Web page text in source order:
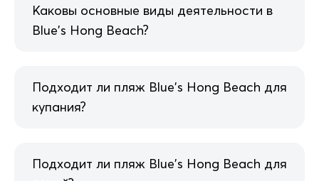
Каковы основные виды деятельности в
Blue's Hong Beach?
Подходит ли пляж Blue's Hong Beach для
купания?
Подходит ли пляж Blue's Hong Beach для